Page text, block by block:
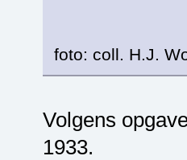
foto: coll. H.J.
Volgens
1933.